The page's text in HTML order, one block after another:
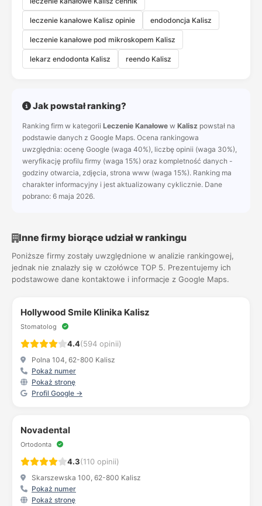
leczenie kanałowe Kalisz opinie endodoncja Kalisz
leczenie kanałowe pod mikroskopem Kalisz
lekarz endodonta Kalisz reendo Kalisz
Jak powstał ranking?
Ranking firm w kategorii Leczenie Kanałowe w Kalisz powstał na
podstawie danych z Google Maps. Ocena rankingowa
uwzględnia: ocenę Google (waga 40%), liczbę opinii (waga 30%),
weryfikację profilu firmy (waga 15%) oraz kompletność danych -
godziny otwarcia, zdjęcia, strona www (waga 15%). Ranking ma
charakter informacyjny i jest aktualizowany cyklicznie. Dane
pobrano: 6 maja 2026.
Inne firmy biorące udział w rankingu
Poniższe firmy zostały uwzględnione w analizie rankingowej,
jednak nie znalazły się w czołówce TOP 5. Prezentujemy ich
podstawowe dane kontaktowe i informacje z Google Maps.
Hollywood Smile Klinika Kalisz
Stomatolog
4.4(594 opinii)
Polna 104, 62-800 Kalisz
Pokaż numer
Pokaż stronę
Profil Google →
Novadental
Ortodonta
4.3(110 opinii)
Skarszewska 100, 62-800 Kalisz
Pokaż numer
Pokaż stronę